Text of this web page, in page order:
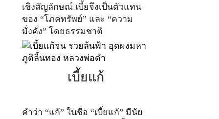
เชิงสัญลักษณ์ เบี้ยจึงเป็นตัวแทน
ของ “โภคทรัพย์” และ “ความ
มั่งคั่ง” โดยธรรมชาติ
เบี้ยแก้
คำว่า “แก้” ในชื่อ “เบี้ยแก้” มีนัย